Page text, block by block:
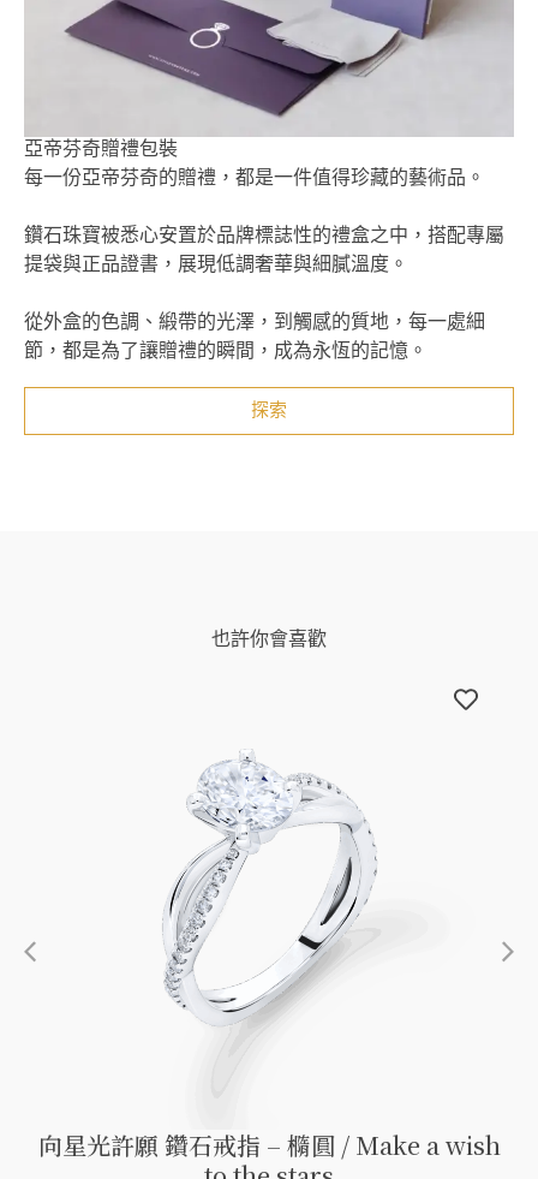
亞帝芬奇贈禮包裝
每一份亞帝芬奇的贈禮，都是一件值得珍藏的藝術品。
鑽石珠寶被悉心安置於品牌標誌性的禮盒之中，搭配專屬
提袋與正品證書，展現低調奢華與細膩溫度。
從外盒的色調、緞帶的光澤，到觸感的質地，每一處細
節，都是為了讓贈禮的瞬間，成為永恆的記憶。
探索
也許你會喜歡
向星光許願 鑽石戒指 – 橢圓 / Make a wish